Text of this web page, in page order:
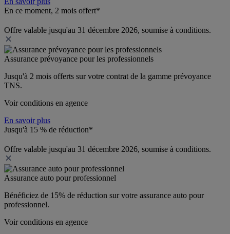
En ce moment, 2 mois offert*
Offre valable jusqu'au 31 décembre 2026, soumise à conditions.
Assurance prévoyance pour les professionnels
Jusqu'à 2 mois offerts sur votre contrat de la gamme prévoyance
TNS.
Voir conditions en agence
En savoir plus
Jusqu'à 15 % de réduction*
Offre valable jusqu'au 31 décembre 2026, soumise à conditions.
Assurance auto pour professionnel
Bénéficiez de 15% de réduction sur votre assurance auto pour
professionnel.
Voir conditions en agence